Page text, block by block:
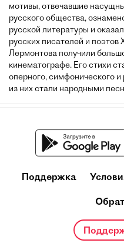
мотивы, отвечавшие
русского общества,
русской литературы и
русских писателей и поэтов
Лермонтова получили
кинематографе. Его стихи
оперного, симфонического
из них стали народными
Поддержка